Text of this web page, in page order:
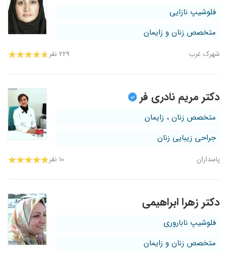
فلوشیپ نازایی
متخصص زنان و زایمان
شهرک غرب ۲۲۹ نفر
دکتر مریم نادری فر
متخصص زنان ، زایمان
جراحی زیبایی زنان
پاسداران ۱۰ نفر
دکتر زهرا ابراهیمی
فلوشیپ ناباروری
متخصص زنان و زایمان